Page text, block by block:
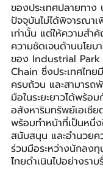
ของประเทศปลายทา
ปัจจุบันไม่ได้พิจารณา
เท่านั้น แต่ให้ความสำ
ความชัดเจนด้านนโย
ของ Industrial Park
Chain ซึ่งประเทศไทย
ครบถ้วน และสามารถ
มือในระยะยาวได้พร้อ
อสังหาริมทรัพย์เอเชี
พร้อมทำหน้าที่เป็นหนึ่
สนับสนุน และอำนวยค
ร่วมมือระหว่างนักลง
ไทยดำเนินไปอย่างราบ